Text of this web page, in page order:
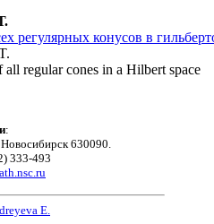
регулярных конусов в
regular cones in a Hilbert space
:
630090.
333-493
E.